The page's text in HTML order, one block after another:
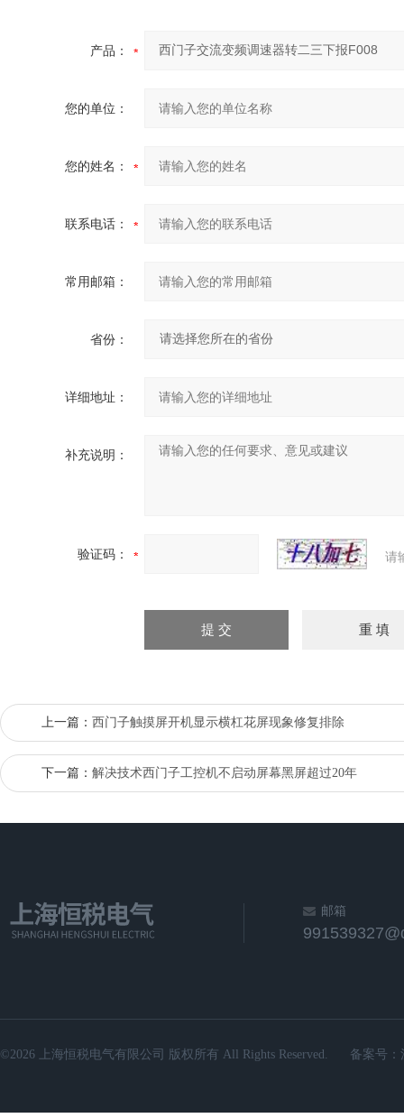
产品：
您的单位：
您的姓名：
联系电话：
常用邮箱：
省份：
详细地址：
补充说明：
验证码： 请
上一篇： 西门子触摸屏开机显示横杠花屏现象修复排除
下一篇： 解决技术西门子工控机不启动屏幕黑屏超过20年
邮箱
©2026 上海恒税电气有限公司 版权所有 All Rights Reserved. 备案号：